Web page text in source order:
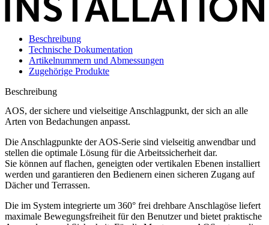
Beschreibung
Technische Dokumentation
Artikelnummern und Abmessungen
Zugehörige Produkte
Beschreibung
AOS, der sichere und vielseitige Anschlagpunkt, der sich an alle
Arten von Bedachungen anpasst.
Die Anschlagpunkte derAOS-Serie sind vielseitig anwendbar und
stellen die optimale Lösung für die Arbeitssicherheit dar.
Sie können auf flachen, geneigten oder vertikalen Ebenen installiert
werden und garantieren den Bedienern einen sicheren Zugang auf
Dächer und Terrassen.
Die im System integrierte um 360° frei drehbare Anschlagöse liefert
maximale Bewegungsfreiheit für den Benutzer und bietet praktische